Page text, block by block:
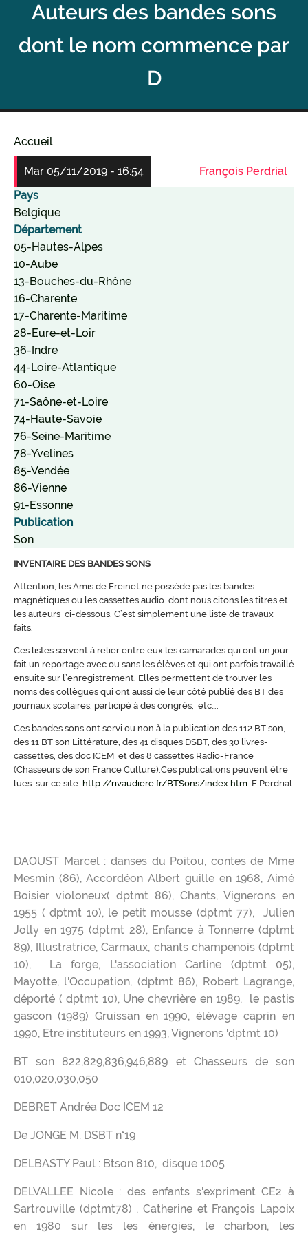
Auteurs des bandes sons
dont le nom commence par
D
Fil
d'Ariane
Accueil
Mar 05/11/2019 - 16:54
François Perdrial
Pays
Belgique
Département
05-Hautes-Alpes
10-Aube
13-Bouches-du-Rhône
16-Charente
17-Charente-Maritime
28-Eure-et-Loir
36-Indre
44-Loire-Atlantique
60-Oise
71-Saône-et-Loire
74-Haute-Savoie
76-Seine-Maritime
78-Yvelines
85-Vendée
86-Vienne
91-Essonne
Publication
Son
INVENTAIRE DES BANDES SONS
Attention, les Amis de Freinet ne possède pas les bandes
magnétiques ou les cassettes audio dont nous citons les titres et
les auteurs ci-dessous. C’est simplement une liste de travaux
faits.
Ces listes servent à relier entre eux les camarades qui ont un jour
fait un reportage avec ou sans les élèves et qui ont parfois travaillé
ensuite sur l’enregistrement. Elles permettent de trouver les
noms des collègues qui ont aussi de leur côté publié des BT des
journaux scolaires, participé à des congrès, etc….
Ces bandes sons ont servi ou non à la publication des 112 BT son,
des 11 BT son Littérature, des 41 disques DSBT, des 30 livres-
cassettes, des doc ICEM et des 8 cassettes Radio-France
(Chasseurs de son France Culture).Ces publications peuvent être
lues sur ce site : http://rivaudiere.fr/BTSons/index.htm . F Perdrial
DAOUST Marcel : danses du Poitou, contes de Mme
Mesmin (86), Accordéon Albert guille en 1968, Aimé
Boisier violoneux( dptmt 86), Chants, Vignerons en
1955 ( dptmt 10), le petit mousse (dptmt 77), Julien
Jolly en 1975 (dptmt 28), Enfance à Tonnerre (dptmt
89), Illustratrice, Carmaux, chants champenois (dptmt
10), La forge, L'association Carline (dptmt 05),
Mayotte, l'Occupation, (dptmt 86), Robert Lagrange,
déporté ( dptmt 10), Une chevrière en 1989, le pastis
gascon (1989) Gruissan en 1990, élèvage caprin en
1990, Etre instituteurs en 1993, Vignerons 'dptmt 10)
BT son 822,829,836,946,889 et Chasseurs de son
010,020,030,050
DEBRET Andréa Doc ICEM 12
De JONGE M. DSBT n°19
DELBASTY Paul : Btson 810, disque 1005
DELVALLEE Nicole : des enfants s'expriment CE2 à
Sartrouville (dptmt78) , Catherine et François Lapoix
en 1980 sur les les énergies, le charbon, les